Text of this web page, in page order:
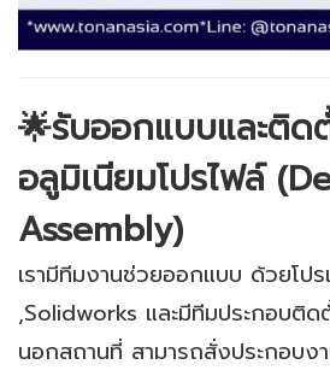
🌟รับออกแบบและติด
อลูมิเนียมโปรไฟล์
Assembly)
เรามีทีมงานช่วยออกแบบ ด้วยโป
,Solidworks และมีทีมประกอบติ
นอกสถานที่ สามารถสั่งประกอบงา